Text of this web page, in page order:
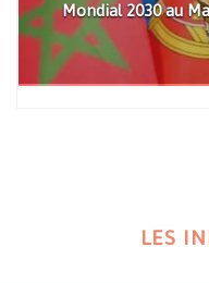
Mondial 2030 au
LES